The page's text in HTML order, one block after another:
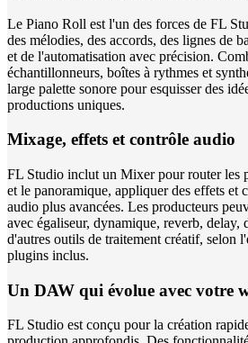
Le Piano Roll est l'un des forces de FL
des mélodies, des accords, des lignes de
et de l'automatisation avec précision.
échantillonneurs, boîtes à rythmes et
large palette sonore pour esquisser des
productions uniques.
Mixage, effets et contrôle audio
FL Studio inclut un Mixer pour router les
et le panoramique, appliquer des effets et
audio plus avancées. Les producteurs
avec égaliseur, dynamique, reverb,
d'autres outils de traitement créatif, selon
plugins inclus.
Un DAW qui évolue avec votre
FL Studio est conçu pour la création